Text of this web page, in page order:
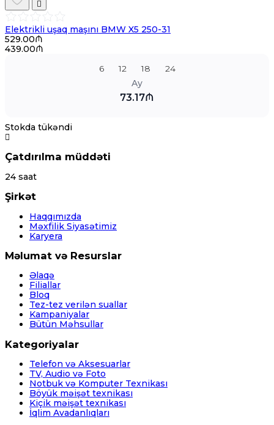
Elektrikli uşaq maşını BMW X5 250-31
529.00₼
439.00₼
6
12 18
24
Ay
73.17₼
Stokda tükəndi
Çatdırılma müddəti
24 saat
Şirkət
Haqqımızda
Məxfilik Siyasətimiz
Karyera
Məlumat və Resurslar
Əlaqə
Filiallar
Bloq
Tez-tez verilən suallar
Kampaniyalar
Bütün Məhsullar
Kategoriyalar
Telefon və Aksesuarlar
TV, Audio və Foto
Notbuk və Komputer Texnikası
Böyük məişət texnikası
Kiçik məişət texnikası
İqlim Avadanlıqları